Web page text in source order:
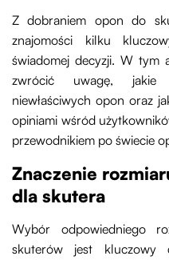
Z dobraniem opon do
znajomości kilku
świadomej decyzji. W tym
zwrócić uwagę, jakie
niewłaściwych opon oraz
opiniami wśród
przewodnikiem po świecie
Znaczenie
dla skutera
Wybór odpowiedniego
skuterów jest kluczowy